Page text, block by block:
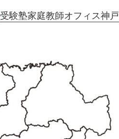
受験塾家庭教師オフィス神戸